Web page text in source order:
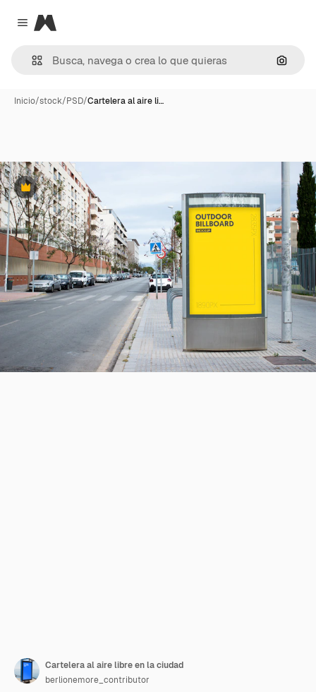
Close menu
Magnific
Inicio/stock/PSD/Cartelera al aire li…
Premium
Cartelera al aire libre en la ciudad
berlionemore_contributor